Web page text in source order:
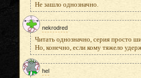
Не зашло однозначно.
nekrodred
Читать однозначно, серия просто
Но, конечно, если кому тяжело
hel